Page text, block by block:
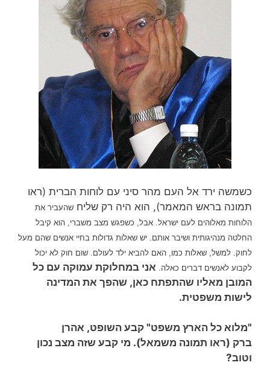
כשמשה ירד אל העם מהר סיני עם לוחות הברית (ראו
תמונה בראש המאמר), הוא היה רק שליח שהעביר את
הלוחות מאלוהים לעם ישראל. אבל, כשפגש מצב משברי, הוא קיבל
החלטה מנהיגותית ושיבר אותם. יש שאלות גדולות בחיי אנשים שהם מעל
לחוק. למשל, שאלות כמו, האם להביא ילד לעולם. שום חוק לא יכול
לקבוע לאנשים דברים כאלה. אני במחלוקת עמוקה עם כל
המובן מאליו שהתפתח כאן, שהפך את המדינה
לישות משפטית.
"מלוא כל הארץ משפט" קבע השופט, אהרן
ברק (ראו תמונה משמאל). מי קבע שזה מצב נכון
וטוב?